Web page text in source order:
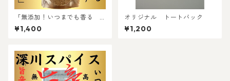
「無添加！いつまでも香る
高級白トリュフを使った『深
川スパイス』」
¥1,400
オリジナル トートバック
¥1,200